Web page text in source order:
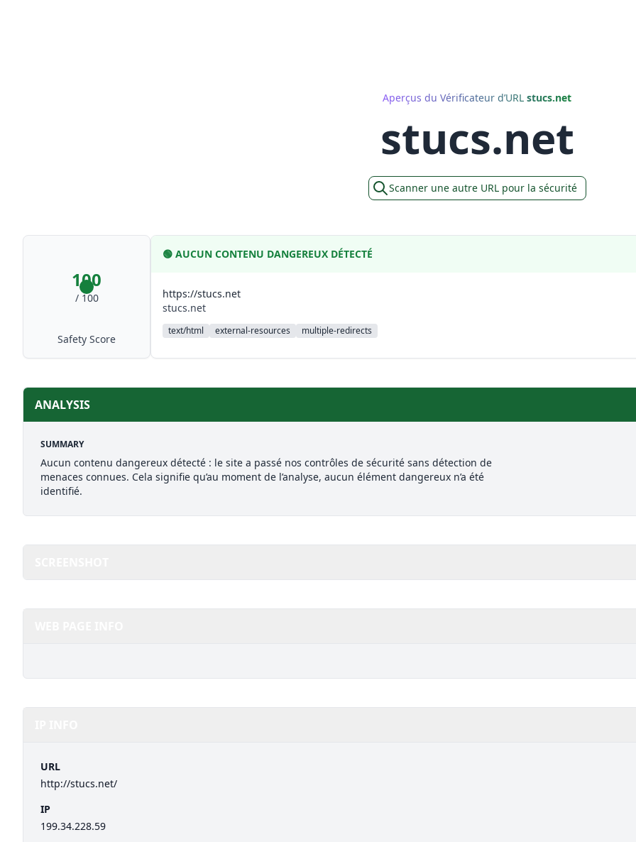
Aperçus du Vérificateur d’URL stucs.net
stucs.net
Scanner une autre URL pour la sécurité
100
/ 100
Safety Score
🟢 AUCUN CONTENU DANGEREUX DÉTECTÉ
https://stucs.net
stucs.net
text/html external-resources multiple-redirects
ANALYSIS
SUMMARY
Aucun contenu dangereux détecté : le site a passé nos contrôles de sécurité sans détection de
menaces connues. Cela signifie qu’au moment de l’analyse, aucun élément dangereux n’a été
identifié.
URL
http://stucs.net/
IP
199.34.228.59